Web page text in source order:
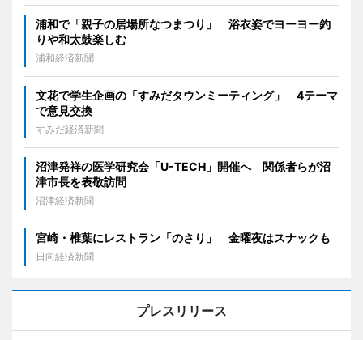
浦和で「親子の居場所なつまつり」 浴衣姿でヨーヨー釣
りや和太鼓楽しむ
浦和経済新聞
文花で学生企画の「すみだタウンミーティング」 4テーマ
で意見交換
すみだ経済新聞
沼津発祥の医学研究会「U-TECH」開催へ 関係者らが沼
津市長を表敬訪問
沼津経済新聞
宮崎・椎葉にレストラン「のさり」 金曜夜はスナックも
日向経済新聞
プレスリリース